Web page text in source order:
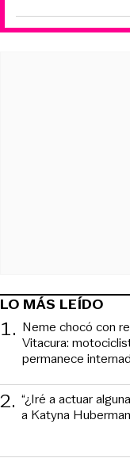
LO MÁS LEÍDO
1. Neme chocó con
Vitacura:
permanece
2. “¿Iré a actuar
a Katyna